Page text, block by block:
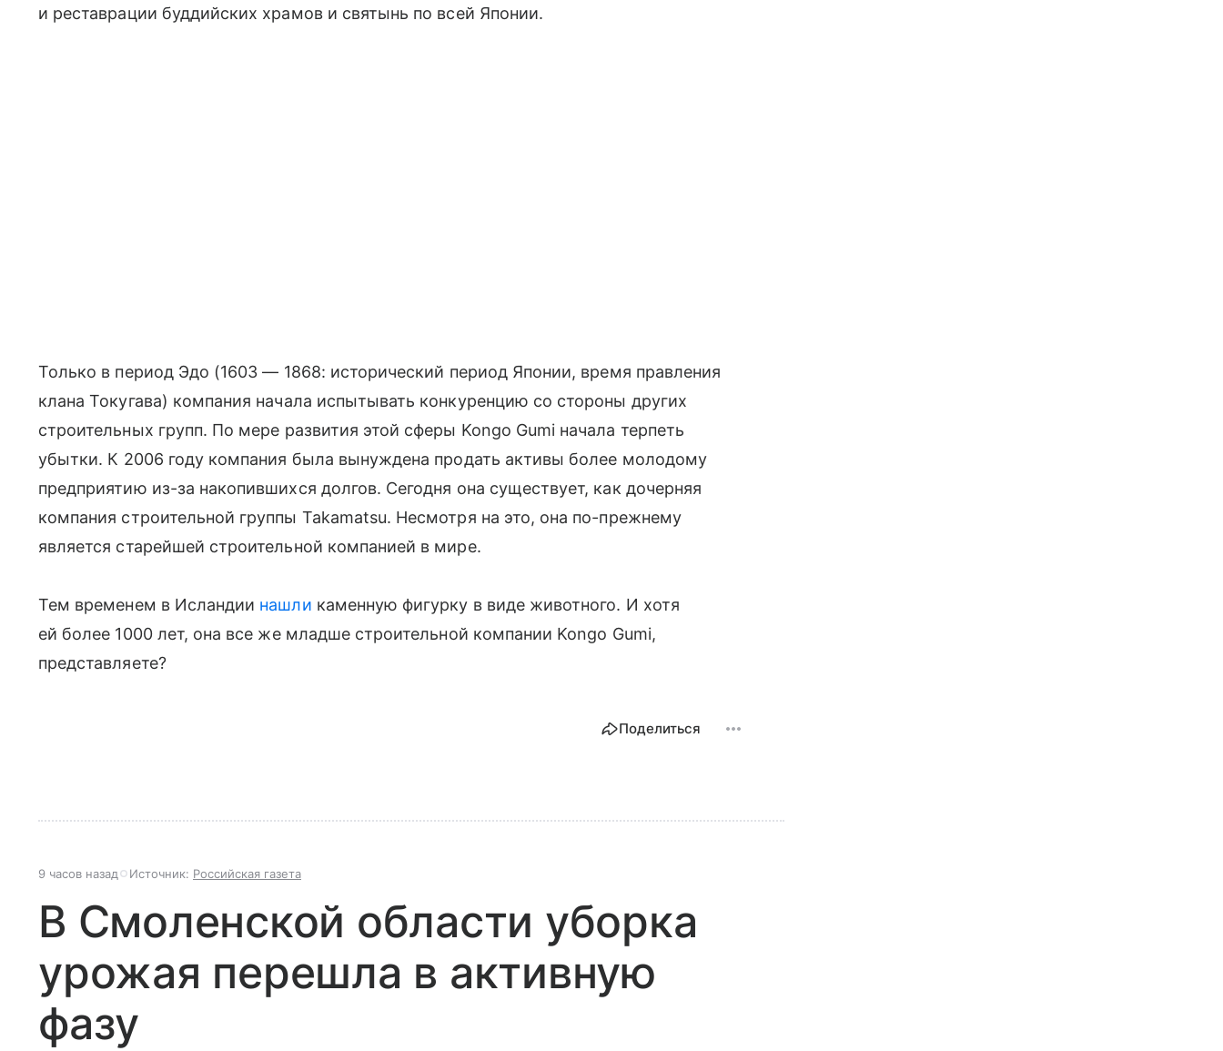
и реставрации буддийских храмов и святынь по всей Японии.
Только в период Эдо (1603 — 1868: исторический период Японии, время правления
клана Токугава) компания начала испытывать конкуренцию со стороны других
строительных групп. По мере развития этой сферы Kongo Gumi начала терпеть
убытки. К 2006 году компания была вынуждена продать активы более молодому
предприятию из-за накопившихся долгов. Сегодня она существует, как дочерняя
компания строительной группы Takamatsu. Несмотря на это, она по-прежнему
является старейшей строительной компанией в мире.
Тем временем в Исландии нашли каменную фигурку в виде животного. И хотя
ей более 1000 лет, она все же младше строительной компании Kongo Gumi,
представляете?
Поделиться
9 часов назад Источник: Российская газета
В Смоленской области уборка
урожая перешла в активную
фазу